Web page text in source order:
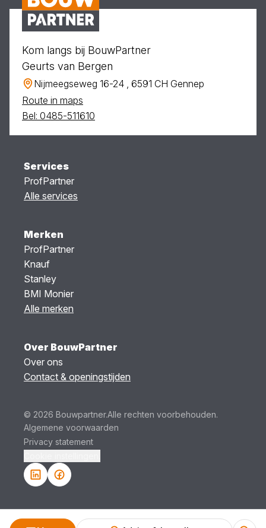
Kom langs bij BouwPartner
Geurts van Bergen
Nijmeegseweg 16-24 , 6591 CH Gennep
Route in maps
Bel: 0485-511610
Services
ProfPartner
Alle services
Merken
ProfPartner
Knauf
Stanley
BMI Monier
Alle merken
Over BouwPartner
Over ons
Contact & openingstijden
© 2026 Bouwpartner.Alle rechten voorbehouden.
Algemene voorwaarden
Privacy statement